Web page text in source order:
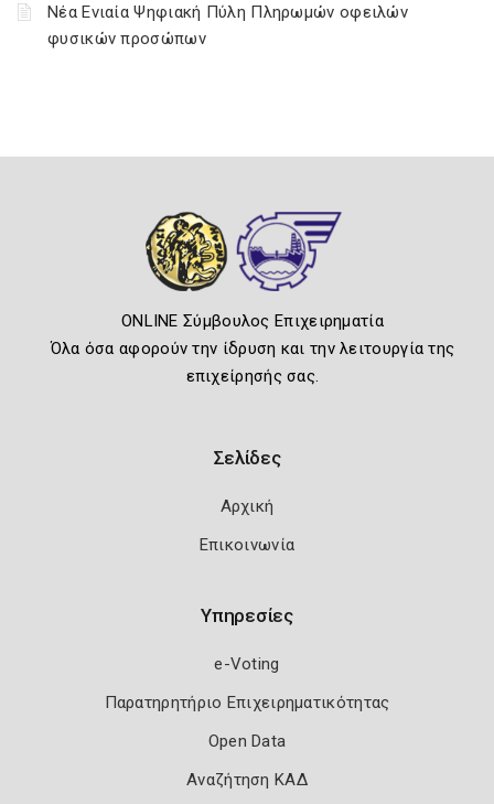
Νέα Ενιαία Ψηφιακή Πύλη Πληρωμών οφειλών
φυσικών προσώπων
ONLINE Σύμβουλος Επιχειρηματία
Όλα όσα αφορούν την ίδρυση και την λειτουργία της
επιχείρησής σας.
Σελίδες
Αρχική
Επικοινωνία
Υπηρεσίες
e-Voting
Παρατηρητήριο Επιχειρηματικότητας
Open Data
Αναζήτηση ΚΑΔ